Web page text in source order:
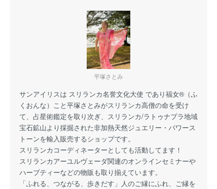
平塚さとみ
サンアイリスは スリランカ名誉文化大使 であり福女®（ふ
くおんな）こと平塚さとみがスリランカ高僧の命を受け
て、占星術鑑定を取り次ぎ、スリランカ/ラトゥナプラ地域
宝石鉱山より採掘された非加熱天然ジュエリー・パワース
トーンを輸入販売するショップです。
スリランカコーディネーターとしても活動してます！
スリランカアーユルヴェーダ関連のオンラインセミナーや
ハーブティーなどの物販も取り揃えています。
「ふれる、つながる、歩きだす」人のご縁にふれ、ご縁を